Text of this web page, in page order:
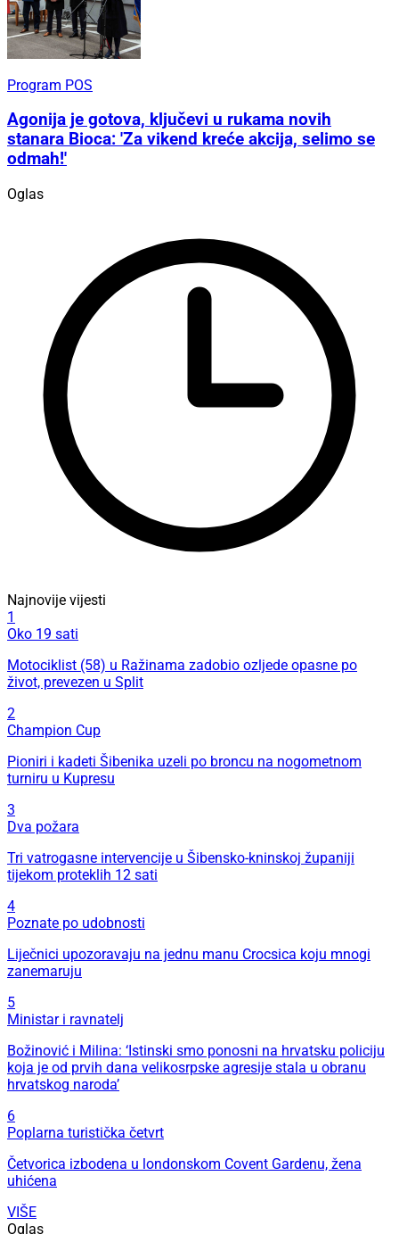
Program POS
Agonija je gotova, ključevi u rukama novih
stanara Bioca: 'Za vikend kreće akcija, selimo se
odmah!'
Oglas
Najnovije vijesti
1
Oko 19 sati
Motociklist (58) u Ražinama zadobio ozljede opasne po
život, prevezen u Split
2
Champion Cup
Pioniri i kadeti Šibenika uzeli po broncu na nogometnom
turniru u Kupresu
3
Dva požara
Tri vatrogasne intervencije u Šibensko-kninskoj županiji
tijekom proteklih 12 sati
4
Poznate po udobnosti
Liječnici upozoravaju na jednu manu Crocsica koju mnogi
zanemaruju
5
Ministar i ravnatelj
Božinović i Milina: ‘Istinski smo ponosni na hrvatsku policiju
koja je od prvih dana velikosrpske agresije stala u obranu
hrvatskog naroda’
6
Poplarna turistička četvrt
Četvorica izbodena u londonskom Covent Gardenu, žena
uhićena
VIŠE
Oglas